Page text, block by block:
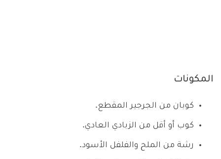
المكونات
كوبان من الجرجير المقطع.
كوب أو أقل من الزبادي العادي.
رشة من الملح والفلفل الأسود.